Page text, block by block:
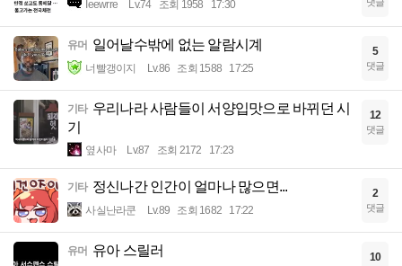
Ieewrre Lv.74 조회 1958 17:30
유머 일어날수밖에 없는 알람시계
너빨갱이지 Lv.86 조회 1588 17:25
5
댓글
기타 우리나라 사람들이 서양입맛으로 바뀌던 시
기
옆사마 Lv.87 조회 2172 17:23
12
댓글
기타 정신나간 인간이 얼마나 많으면...
사실난라쿤 Lv.89 조회 1682 17:22
2
댓글
유머 유아 스릴러 10